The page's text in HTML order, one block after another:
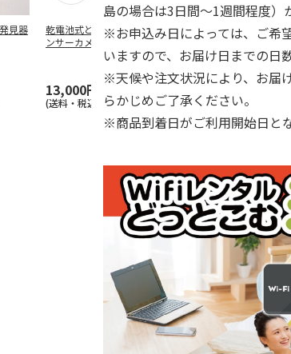
見器
乾電池式どこでもセ
ンサーカメラ
13,000円
(送料・税込)
WiFiレンタル 3日プ
ラン 4キャリア 完全
無制限 So…
2,100円
(送料別・税込)
WiFiレ
プラン
間30GB
3,990
島の場合は3日間～1週間程度）
※お申込み日によっては、ご希
いますので、お届け日までの日
※天候や注文状況により、お届
らかじめご了承ください。
※商品到着日がご利用開始日とな